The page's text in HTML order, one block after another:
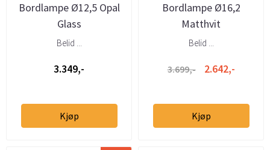
Bordlampe Ø12,5 Opal
Glass
Belid ...
3.349,-
Kjøp
Bordlampe Ø16,2
Matthvit
Belid ...
3.699,- 2.642,-
Kjøp